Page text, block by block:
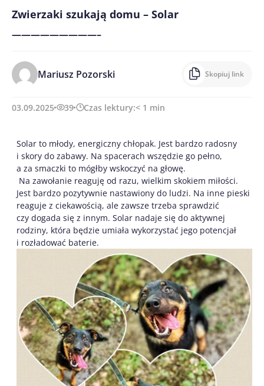
Zwierzaki szukają domu – Solar
—————————–
Mariusz Pozorski Skopiuj link
03.09.2025 39 Czas lektury:< 1 min
Solar to młody, energiczny chłopak. Jest bardzo radosny
i skory do zabawy. Na spacerach wszędzie go pełno,
a za smaczki to mógłby wskoczyć na głowę.
Na zawołanie reaguję od razu, wielkim skokiem miłości.
Jest bardzo pozytywnie nastawiony do ludzi. Na inne pieski
reaguje z ciekawością, ale zawsze trzeba sprawdzić
czy dogada się z innym. Solar nadaje się do aktywnej
rodziny, która będzie umiała wykorzystać jego potencjał
i rozładować baterie.